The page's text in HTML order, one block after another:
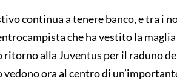
continua a tenere banco, e tra i
che ha vestito la
ritorno alla Juventus per il raduno
vedono ora al centro di